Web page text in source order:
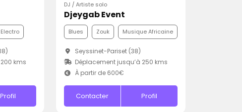
Electro
kms
Profil
DJ / Artiste solo
Djeygab Event
Blues Zouk Musique Africaine
Seyssinet-Pariset (38)
Déplacement jusqu’à 250 kms
À partir de 600€
Contacter Profil